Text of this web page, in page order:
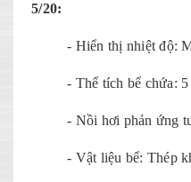
5/20:
- Hiển thị nhiệt độ:
- Thể tích bể chứa:
- Nồi hơi phản ứng
- Vật liệu bể: Thép